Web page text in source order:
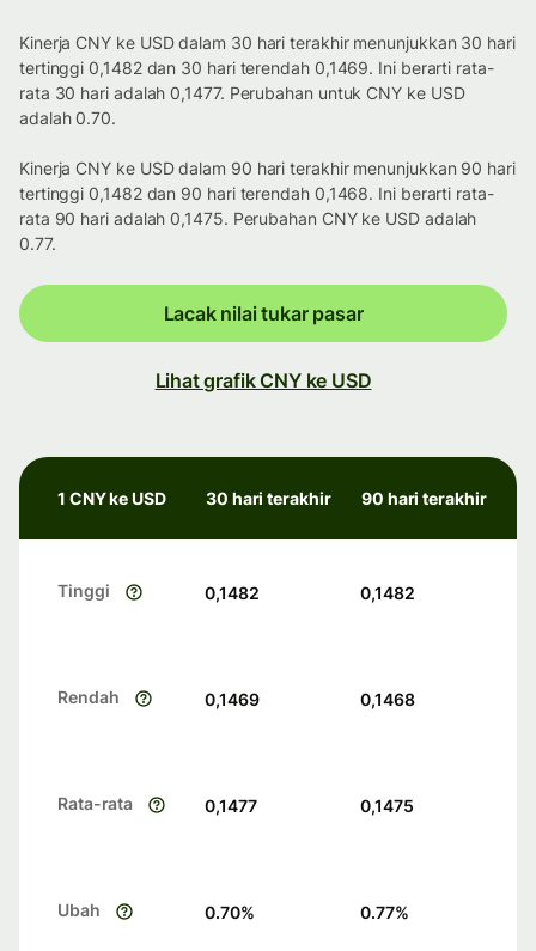
Kinerja CNY ke USD dalam 30 hari terakhir menunjukkan 30 hari
tertinggi 0,1482 dan 30 hari terendah 0,1469. Ini berarti rata-
rata 30 hari adalah 0,1477. Perubahan untuk CNY ke USD
adalah 0.70.
Kinerja CNY ke USD dalam 90 hari terakhir menunjukkan 90 hari
tertinggi 0,1482 dan 90 hari terendah 0,1468. Ini berarti rata-
rata 90 hari adalah 0,1475. Perubahan CNY ke USD adalah
0.77.
Lacak nilai tukar pasar
Lihat grafik CNY ke USD
1 CNY ke USD 30 hari terakhir 90 hari terakhir
Tinggi 0,1482 0,1482
Rendah 0,1469 0,1468
Rata-rata 0,1477 0,1475
Ubah 0.70% 0.77%